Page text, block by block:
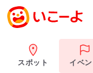
スポット イベン